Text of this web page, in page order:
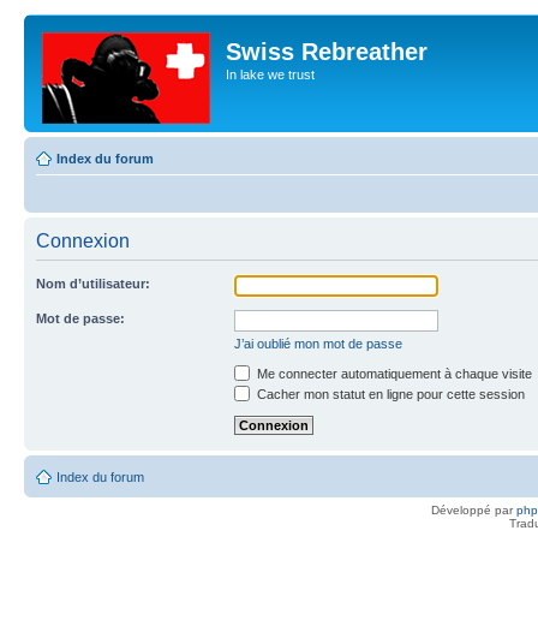
Swiss Rebreather
In lake we trust
Index du forum
Connexion
Nom d’utilisateur:
Mot de passe:
J’ai oublié mon mot de passe
Me connecter automatiquement à chaque visite
Cacher mon statut en ligne pour cette session
Index du forum
Développé par